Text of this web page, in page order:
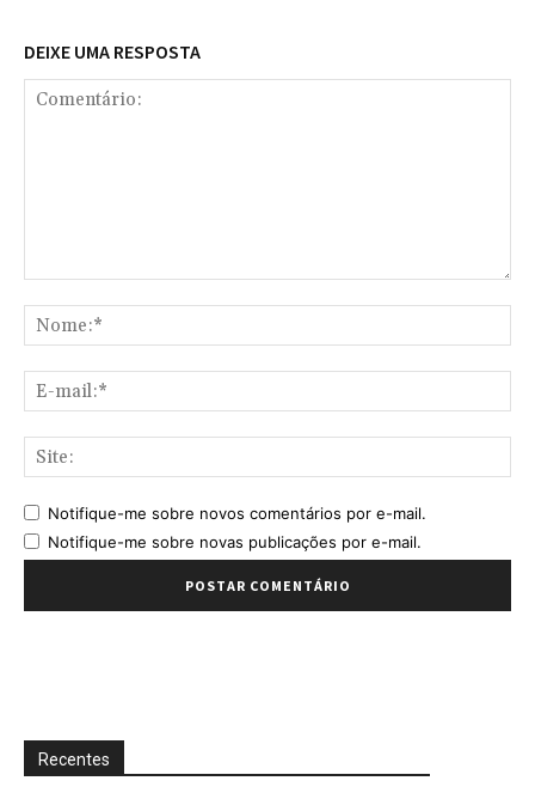
DEIXE UMA RESPOSTA
Notifique-me sobre novos comentários por e-mail.
Notifique-me sobre novas publicações por e-mail.
Recentes